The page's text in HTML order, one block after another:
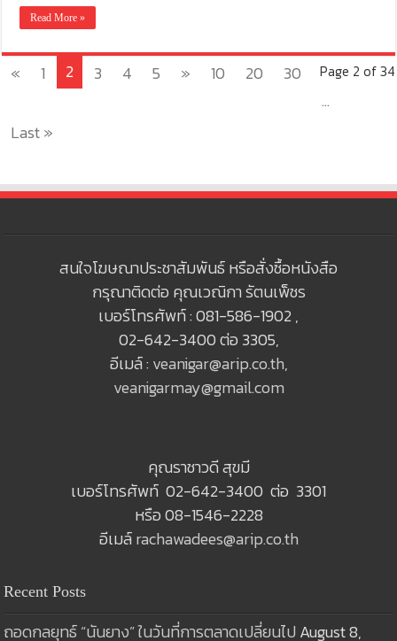
Read More »
Page 2 of 34
« 1 2 3 4 5 » 10 20
30
...
Last »
สนใจโฆษณาประชาสัมพันธ์ หรือสั่งซื้อหนังสือ
กรุณาติดต่อ คุณเวณิกา รัตนเพ็ชร
เบอร์โทรศัพท์ : 081-586-1902 ,
02-642-3400 ต่อ 3305,
อีเมล์ : veanigar@arip.co.th,
veanigarmay@gmail.com
คุณราชาวดี สุขมี
เบอร์โทรศัพท์ 02-642-3400 ต่อ 3301
หรือ 08-1546-2228
อีเมล์rachawadees@arip.co.th
Recent Posts
ถอดกลยุทธ์ “นันยาง” ในวันที่การตลาดเปลี่ยนไป August 8,